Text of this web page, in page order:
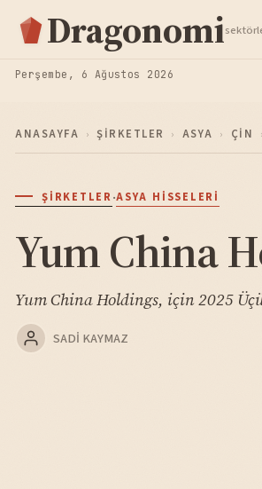
Dragonomi
Perşembe, 6 Ağustos 2026
ANASAYFA › ŞIRKETLER › ASYA › ÇIN ›
ŞIRKETLER·ASYA HISSELERI
Yum China
Yum China Holdings, için 2025
SADI KAYMAZ